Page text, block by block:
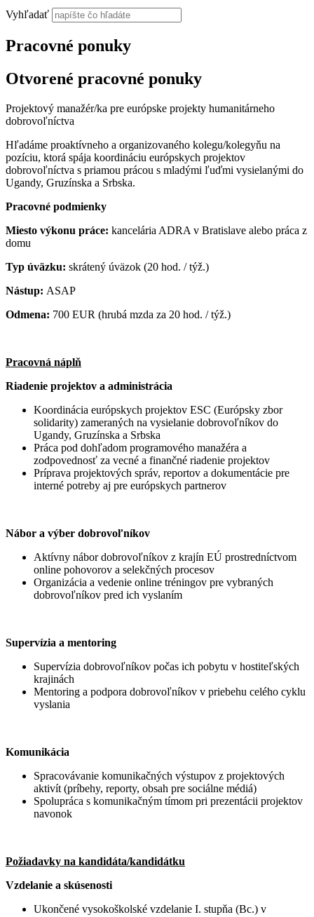
Vyhľadať
Pracovné ponuky
Otvorené pracovné ponuky
Projektový manažér/ka pre európske projekty humanitárneho
dobrovoľníctva
Hľadáme proaktívneho a organizovaného kolegu/kolegyňu na
pozíciu, ktorá spája koordináciu európskych projektov
dobrovoľníctva s priamou prácou s mladými ľuďmi vysielanými do
Ugandy, Gruzínska a Srbska.
Pracovné podmienky
Miesto výkonu práce: kancelária ADRA v Bratislave alebo práca z
domu
Typ úväzku: skrátený úväzok (20 hod. / týž.)
Nástup: ASAP
Odmena: 700 EUR (hrubá mzda za 20 hod. / týž.)
Pracovná náplň
Riadenie projektov a administrácia
Koordinácia európskych projektov ESC (Európsky zbor
solidarity) zameraných na vysielanie dobrovoľníkov do
Ugandy, Gruzínska a Srbska
Práca pod dohľadom programového manažéra a
zodpovednosť za vecné a finančné riadenie projektov
Príprava projektových správ, reportov a dokumentácie pre
interné potreby aj pre európskych partnerov
Nábor a výber dobrovoľníkov
Aktívny nábor dobrovoľníkov z krajín EÚ prostredníctvom
online pohovorov a selekčných procesov
Organizácia a vedenie online tréningov pre vybraných
dobrovoľníkov pred ich vyslaním
Supervízia a mentoring
Supervízia dobrovoľníkov počas ich pobytu v hostiteľských
krajinách
Mentoring a podpora dobrovoľníkov v priebehu celého cyklu
vyslania
Komunikácia
Spracovávanie komunikačných výstupov z projektových
aktivít (príbehy, reporty, obsah pre sociálne médiá)
Spolupráca s komunikačným tímom pri prezentácii projektov
navonok
Požiadavky na kandidáta/kandidátku
Vzdelanie a skúsenosti
Ukončené vysokoškolské vzdelanie I. stupňa (Bc.) v